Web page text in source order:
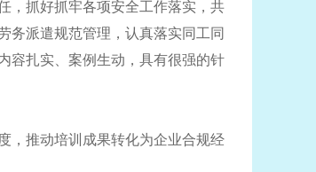
，抓好抓牢各项安全工作落实，共
务派遣规范管理，认真落实同工同
容扎实、案例生动，具有很强的针
，推动培训成果转化为企业合规经